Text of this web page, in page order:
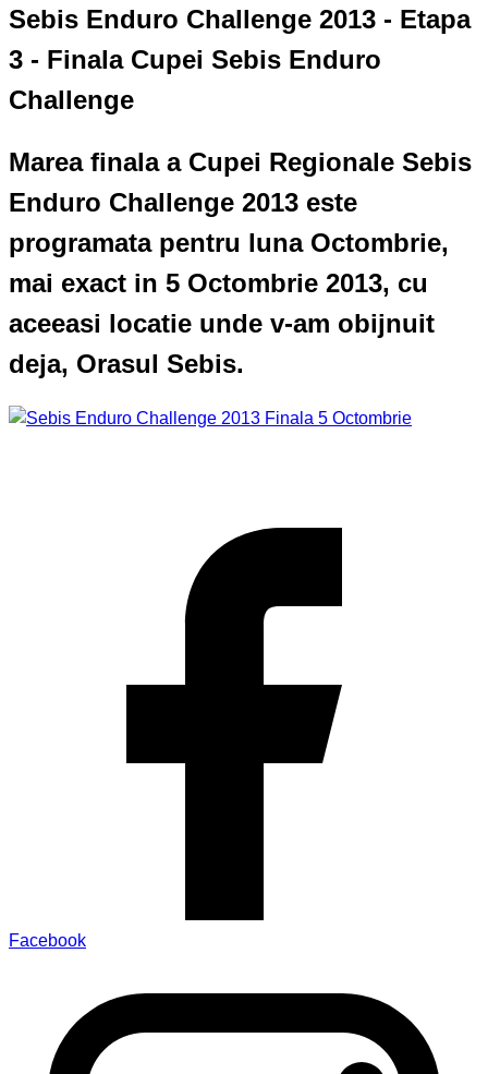
Sebis Enduro Challenge 2013 - Etapa
3 - Finala Cupei Sebis Enduro
Challenge
Marea finala a Cupei Regionale Sebis
Enduro Challenge 2013 este
programata pentru luna Octombrie,
mai exact in 5 Octombrie 2013, cu
aceeasi locatie unde v-am obijnuit
deja, Orasul Sebis.
Facebook